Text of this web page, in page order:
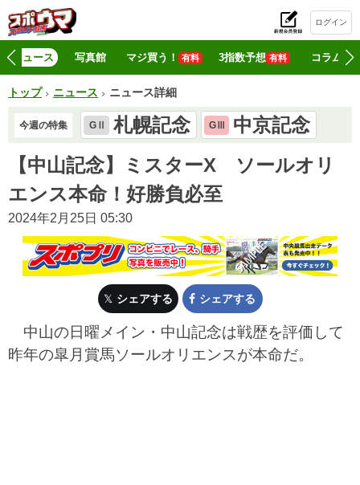
ログイン
ニュース 写真館 マジ買う！ 有料 3指数予想 有料 コラム
トップ ニュース ニュース詳細
今週の特集 GⅡ 札幌記念 GⅢ
中京記念
【中山記念】ミスターX ソールオリ
エンス本命！好勝負必至
2024年2月25日 05:30
シェアする シェアする
中山の日曜メイン・中山記念は戦歴を評価して
昨年の皐月賞馬ソールオリエンスが本命だ。